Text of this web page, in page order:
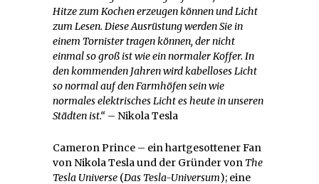
Hitze zum Kochen erzeugen können und Licht
zum Lesen. Diese Ausrüstung werden Sie in
einem Tornister tragen können, der nicht
einmal so groß ist wie ein normaler Koffer. In
den kommenden Jahren wird kabelloses Licht
so normal auf den Farmhöfen sein wie
normales elektrisches Licht es heute in unseren
Städten ist.“ – Nikola Tesla
Cameron Prince – ein hartgesottener Fan
von Nikola Tesla und der Gründer von The
Tesla Universe (Das Tesla-Universum); eine